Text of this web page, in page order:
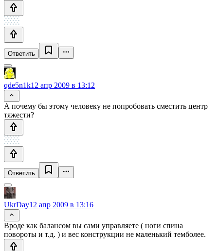
Ответить
qde5n1k12 апр 2009 в 13:12
А почему бы этому человеку не попробовать сместить центр
тяжести?
Ответить
UkrDay12 апр 2009 в 13:16
Вроде как балансом вы сами управляете ( ноги спина
повороты и т.д. ) и вес конструкции не маленький темболее.